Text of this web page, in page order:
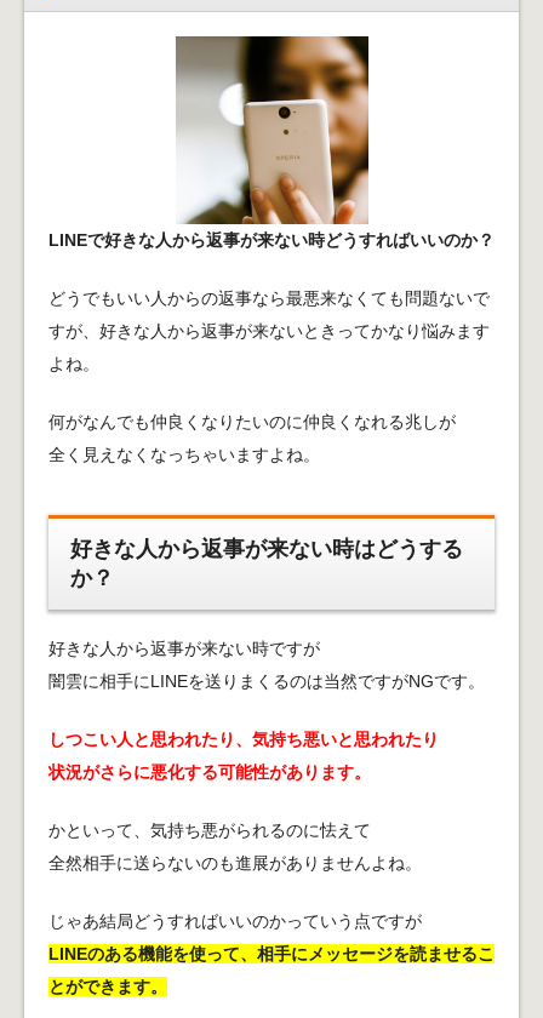
LINEで好きな人から返事が来ない時どうすればいいのか？
どうでもいい人からの返事なら最悪来なくても問題ないで
すが、好きな人から返事が来ないときってかなり悩みます
よね。
何がなんでも仲良くなりたいのに仲良くなれる兆しが
全く見えなくなっちゃいますよね。
好きな人から返事が来ない時はどうする
か？
好きな人から返事が来ない時ですが
闇雲に相手にLINEを送りまくるのは当然ですがNGです。
しつこい人と思われたり、気持ち悪いと思われたり
状況がさらに悪化する可能性があります。
かといって、気持ち悪がられるのに怯えて
全然相手に送らないのも進展がありませんよね。
じゃあ結局どうすればいいのかっていう点ですが
LINEのある機能を使って、相手にメッセージを読ませるこ
とができます。